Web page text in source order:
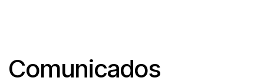
Comunicados